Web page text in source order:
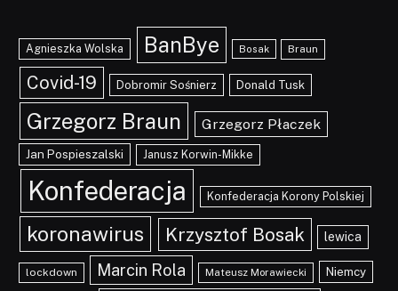
Agnieszka Wolska BanBye Bosak Braun
Covid-19 Dobromir Sośnierz Donald Tusk
Grzegorz Braun Grzegorz Płaczek
Jan Pospieszalski Janusz Korwin-Mikke
Konfederacja Konfederacja Korony Polskiej
koronawirus Krzysztof Bosak lewica
lockdown Marcin Rola Mateusz Morawiecki Niemcy